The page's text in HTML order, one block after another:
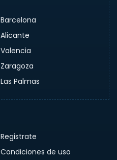
Barcelona
Alicante
Valencia
Zaragoza
Las Palmas
Registrate
Condiciones de uso